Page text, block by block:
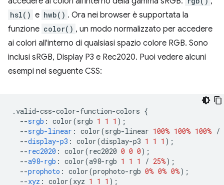
hsl() e hwb() . Ora nei browser è supportata la
funzione color() , un modo normalizzato per accedere
ai colori all'interno di qualsiasi spazio colore RGB. Sono
inclusi sRGB, Display P3 e Rec2020. Puoi vedere alcuni
esempi nel seguente CSS:
.valid-css-color-function-colors {
--srgb : color(srgb 1 1 1 );
--srgb-linear : color(srgb-linear 100% 100% 100% /
--display-p3 : color(display-p3 1 1 1 );
--rec2020 : color(rec2020 0 0 0);
--a98-rgb : color(a98-rgb 1 1 1 / 25%);
--prophoto : color(prophoto-rgb 0% 0% 0%);
--xyz : color(xyz 1 1 1 );